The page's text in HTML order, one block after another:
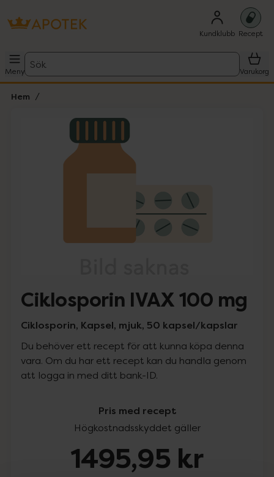
Kundklubb Recept
Meny
Sök
Varukorg
Hem
Lista: . Innehåller 1 objekt.
Ciklosporin IVAX 100 mg
Ciklosporin, Kapsel, mjuk, 50 kapsel/kapslar
Du behöver ett recept för att kunna köpa denna
vara. Om du har ett recept kan du handla genom
att logga in med ditt bank-ID.
Pris med recept
Högkostnadsskyddet gäller
1495,95 kr